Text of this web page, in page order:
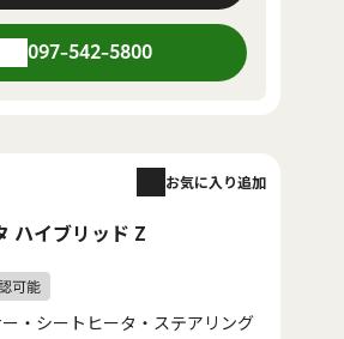
097-542-5800
ハイブリッド Z
お気に入り追加
・シートヒータ・ステアリング